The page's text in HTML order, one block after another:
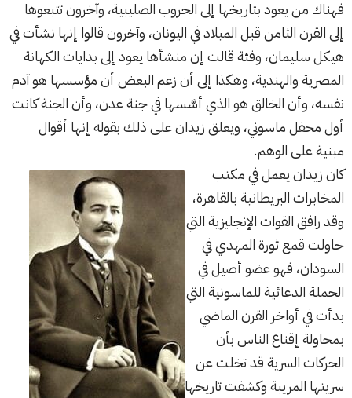
فهناك من يعود بتاريخها إلى الحروب الصليبية، وآخرون تتبعوها
إلى القرن الثامن قبل الميلاد في اليونان، وآخرون قالوا إنها نشأت في
هيكل سليمان، وفئة قالت إن منشأها يعود إلى بدايات الكهانة
المصرية والهندية، وهكذا إلى أن زعم البعض أن مؤسسها هو آدم
نفسه، وأن الخالق هو الذي أسَّسها في جنة عدن، وأن الجنة كانت
أول محفل ماسوني، ويعلق زيدان على ذلك بقوله إنها أقوال
مبنية على الوهم.
كان زيدان يعمل في مكتب
المخابرات البريطانية بالقاهرة،
وقد رافق القوات الإنجليزية التي
حاولت قمع ثورة المهدي في
السودان، فهو عضو أصيل في
الحملة الدعائية للماسونية التي
بدأت في أواخر القرن الماضي
بمحاولة إقناع الناس بأن
الحركات السرية قد تخلت عن
سريتها المريبة وكشفت تاريخها